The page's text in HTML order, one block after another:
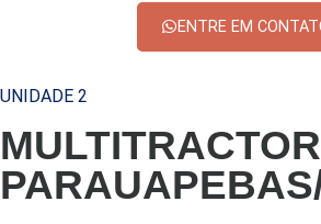
ENTRE EM
UNIDADE 2
MULTITRACTOR